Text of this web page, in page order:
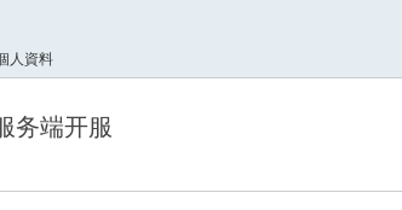
人資料
务端开服